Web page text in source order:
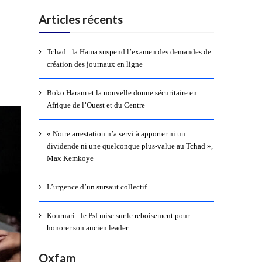
Articles récents
Tchad : la Hama suspend l’examen des demandes de
création des journaux en ligne
Boko Haram et la nouvelle donne sécuritaire en
Afrique de l’Ouest et du Centre
« Notre arrestation n’a servi à apporter ni un
dividende ni une quelconque plus-value au Tchad »,
Max Kemkoye
L’urgence d’un sursaut collectif
Kournari : le Psf mise sur le reboisement pour
honorer son ancien leader
Oxfam